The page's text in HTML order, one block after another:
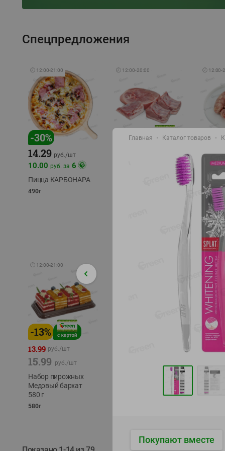
Спецпредложения
🕘 12:00-21:00
-30%
14.29 руб./шт
10.00 руб. за 6
Пицца КАРБОНАРА
490г
🕘 12:00-20:00 🕘 12:00-
-17%
9.99
11.99
охлажд
🕘 12:00-21:00
-13%
13.99 руб./шт
15.99 руб./шт
Набор пирожных
Медовый бархат
580 г
580г
пищевар. Пурина
-24%
4.99
230г
Главная Каталог товаров
Покупают вместе